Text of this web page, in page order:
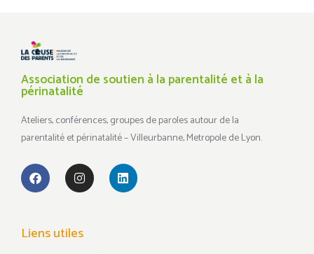
Association de soutien à la parentalité et à la
périnatalité
Ateliers, conférences, groupes de paroles autour de la
parentalité et périnatalité – Villeurbanne, Metropole de Lyon.
Liens utiles